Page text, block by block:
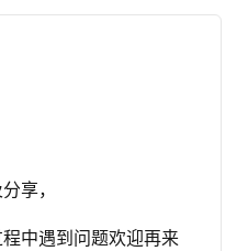
享，
中遇到问题欢迎再来